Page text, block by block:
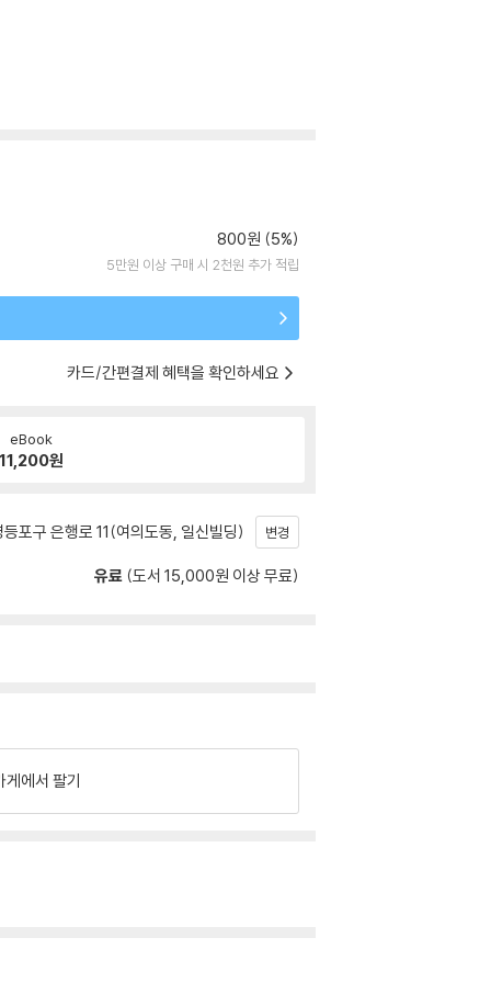
800원 (5%)
5만원 이상 구매 시 2천원 추가 적립
카드/간편결제 혜택을 확인하세요
eBook
11,200원
포구 은행로 11(여의도동, 일신빌딩) 변경
유료 (도서 15,000원 이상 무료)
게에서 팔기